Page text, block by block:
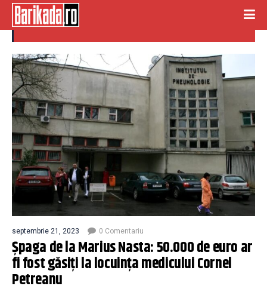
cornel petreanu
septembrie 21, 2023 0 Comentariu
Șpaga de la Marius Nasta: 50.000 de euro ar
fi fost găsiți la locuința medicului Cornel
Petreanu